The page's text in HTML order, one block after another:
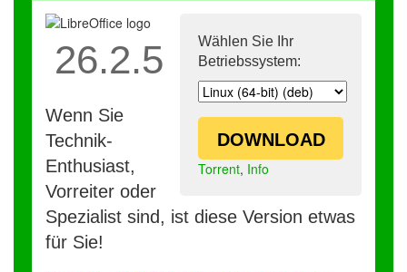
Wählen Sie Ihr
Betriebssystem:
DOWNLOAD
Torrent, Info
26.2.5
Wenn Sie
Technik-
Enthusiast,
Vorreiter oder
Spezialist sind, ist diese Version etwas
für Sie!